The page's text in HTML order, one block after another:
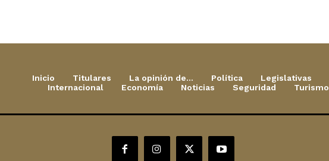
Inicio Titulares La opinión de… Política Legislativas
Internacional
Economía Noticias Seguridad Turismo